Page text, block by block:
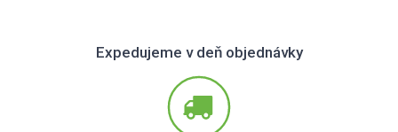
Expedujeme v deň objednávky